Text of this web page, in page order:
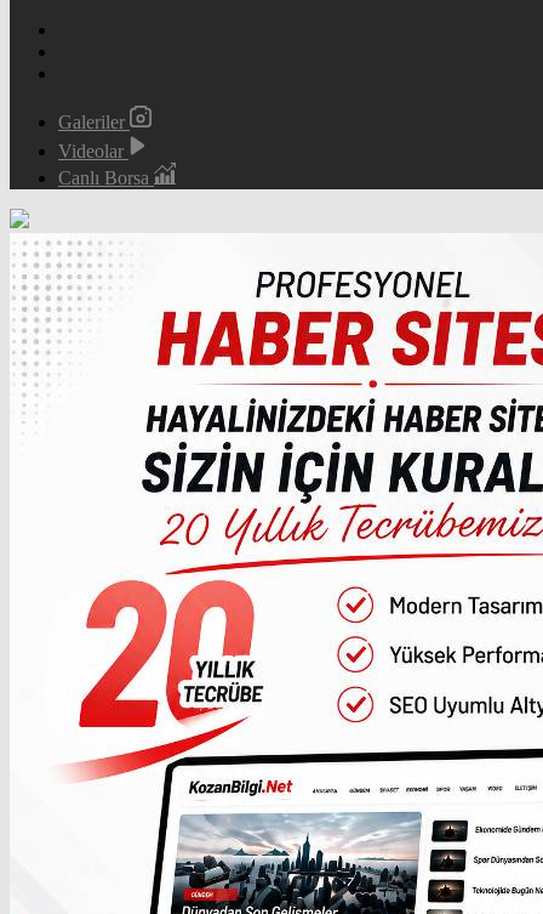
Galeriler
Videolar
Canlı Borsa